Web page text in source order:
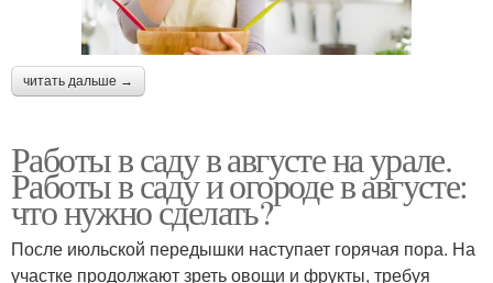
читать дальше →
Работы в саду в августе на урале.
Работы в саду и огороде в августе:
что нужно сделать?
После июльской передышки наступает горячая пора. На
участке продолжают зреть овощи и фрукты, требуя